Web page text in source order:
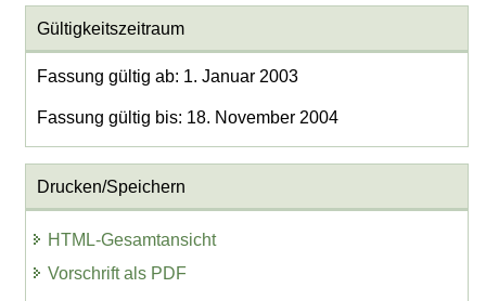
Gültigkeitszeitraum
Fassung gültig ab: 1. Januar 2003
Fassung gültig bis: 18. November 2004
Drucken/Speichern
HTML-Gesamtansicht
Vorschrift als PDF